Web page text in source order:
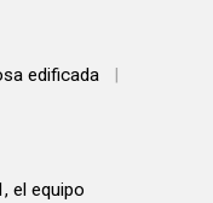
edificada
|
el equipo